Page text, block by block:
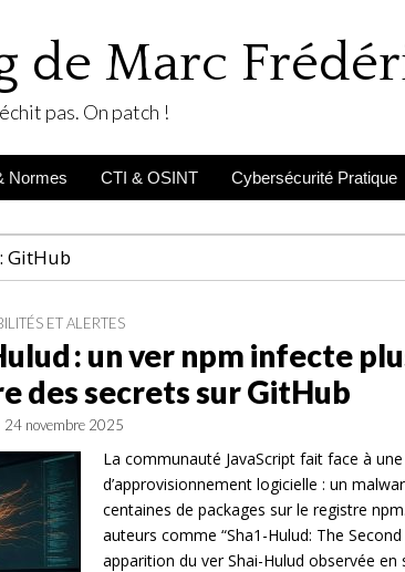
de Marc
pas. On patch !
Normes CTI & OSINT Cybersécurité Pratique
GitHub
ET ALERTES
: un ver npm infecte
des secrets sur GitHub
24 novembre 2025
La communauté JavaScript fait face à
d’approvisionnement logicielle : un
centaines de packages sur le registre
auteurs comme “Sha1-Hulud: The
apparition du ver Shai-Hulud observée